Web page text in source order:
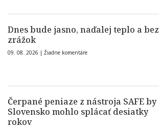
Dnes bude jasno, naďalej teplo a bez
zrážok
09. 08. 2026 | Žiadne komentáre
Čerpané peniaze z nástroja SAFE by
Slovensko mohlo splácať desiatky
rokov